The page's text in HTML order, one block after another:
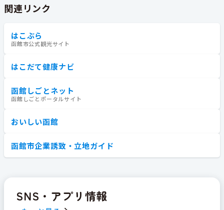
関連リンク
はこぶら
函館市公式観光サイト
はこだて健康ナビ
函館しごとネット
函館しごとポータルサイト
おいしい函館
函館市企業誘致・立地ガイド
SNS・アプリ情報